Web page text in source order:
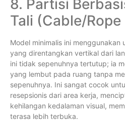
8. Partisi
Tali (Cable/
Model minimalis ini
yang direntangkan vertikal dari
ini tidak sepenuhnya tertutup; ia
yang lembut pada ruang tanpa
sepenuhnya. Ini sangat cocok
resepsionis dari area kerja,
kehilangan kedalaman visual,
terasa lebih terbuka.